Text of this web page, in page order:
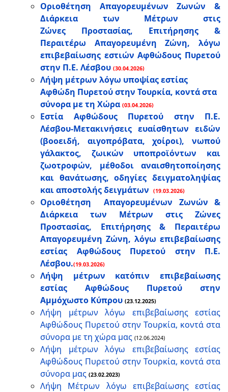
Οριοθέτηση Απαγορευμένων Ζωνών &
Διάρκεια των Μέτρων στις
Ζώνες Προστασίας, Επιτήρησης &
Περαιτέρω Απαγορευμένη Ζώνη, λόγω
επιβεβαίωσης εστιών Αφθώδους Πυρετού
στην Π.Ε. Λέσβου (30.04.2026)
Λήψη μέτρων λόγω υποψίας εστίας
Αφθώδη Πυρετού στην Τουρκία, κοντά στα
σύνορα με τη Χώρα (03.04.2026)
Εστία Αφθώδους Πυρετού στην Π.Ε.
Λέσβου-Μετακινήσεις ευαίσθητων ειδών
(βοοειδή, αιγοπρόβατα, χοίροι), νωπού
γάλακτος, ζωικών υποπροϊόντων και
ζωοτροφών, μέθοδοι αναισθητοποίησης
και θανάτωσης, οδηγίες δειγματοληψίας
και αποστολής δειγμάτων
(19.03.2026)
Οριοθέτηση Απαγορευμένων Ζωνών &
Διάρκεια των Μέτρων στις Ζώνες
Προστασίας, Επιτήρησης & Περαιτέρω
Απαγορευμένη Ζώνη, λόγω επιβεβαίωσης
εστίας Αφθώδους Πυρετού στην Π.Ε.
Λέσβου.(19.03.2026)
Λήψη μέτρων κατόπιν επιβεβαίωσης
εστίας Αφθώδους Πυρετού στην
Αμμόχωστο Κύπρου (23.12.2025)
Λήψη μέτρων λόγω επιβεβαίωσης εστίας
Αφθώδους Πυρετού στην Τουρκία, κοντά στα
σύνορα με τη χώρα μας (12.06.2024)
Λήψη μέτρων λόγω επιβεβαίωσης εστίας
Αφθώδους Πυρετού στην Τουρκία, κοντά στα
σύνορα μας (23.02.2023)
Λήψη Μέτρων λόγω επιβεβαίωσης εστίας